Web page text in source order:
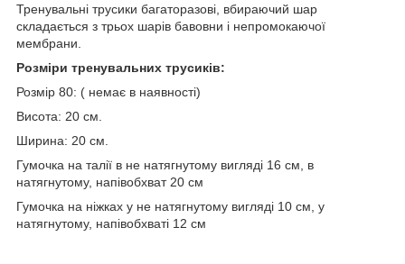
Тренувальні трусики багаторазові, вбираючий шар
складається з трьох шарів бавовни і непромокаючої
мембрани.
Розміри тренувальних трусиків:
Розмір 80: ( немає в наявності)
Висота: 20 см.
Ширина: 20 см.
Гумочка на талії в не натягнутому вигляді 16 см, в
натягнутому, напівобхват 20 см
Гумочка на ніжках у не натягнутому вигляді 10 см, у
натягнутому, напівобхваті 12 см